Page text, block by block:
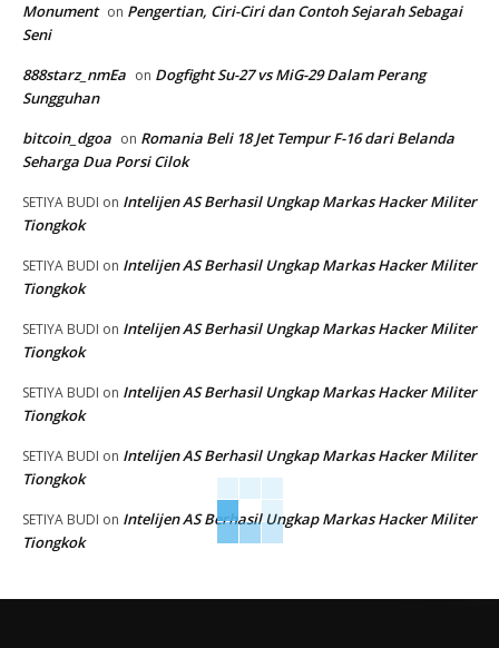
Monument on Pengertian, Ciri-Ciri dan Contoh Sejarah Sebagai
Seni
888starz_nmEa on Dogfight Su-27 vs MiG-29 Dalam Perang
Sungguhan
bitcoin_dgoa on Romania Beli 18 Jet Tempur F-16 dari Belanda
Seharga Dua Porsi Cilok
SETIYA BUDI on Intelijen AS Berhasil Ungkap Markas Hacker Militer
Tiongkok
SETIYA BUDI on Intelijen AS Berhasil Ungkap Markas Hacker Militer
Tiongkok
SETIYA BUDI on Intelijen AS Berhasil Ungkap Markas Hacker Militer
Tiongkok
SETIYA BUDI on Intelijen AS Berhasil Ungkap Markas Hacker Militer
Tiongkok
SETIYA BUDI on Intelijen AS Berhasil Ungkap Markas Hacker Militer
Tiongkok
SETIYA BUDI on Intelijen AS Berhasil Ungkap Markas Hacker Militer
Tiongkok